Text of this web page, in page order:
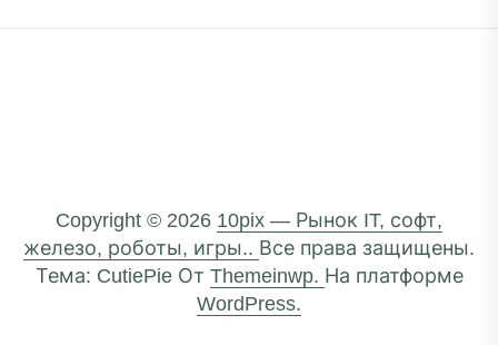
Copyright © 2026 10pix — Рынок IT, софт,
железо, роботы, игры.. Все права защищены.
Тема: CutiePie От Themeinwp. На платформе
WordPress.